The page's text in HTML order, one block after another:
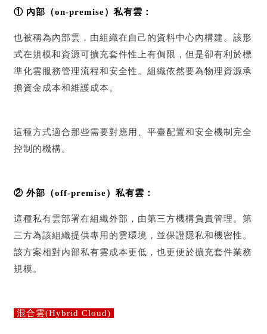
① 內部（on-premise）私有雲：
也被稱為內部雲，由組織在自己的資料中心內構建。該形
式在規模和資源可擴充套件性上有侷限，但是卻有利於標
準化雲服務管理流程和安全性。組織依然要為物理資源承
擔資金成本和維護成本。
這種方式適合那些需要對應用、平臺配置和安全機制完全
控制的機構。
② 外部（off-premise）私有雲：
這種私有雲部署在組織外部，由第三方機構負責管理。第
三方為該組織提供專用的雲環境，並保證隱私和機密性。
該方案相對內部私有雲成本更低，也更便於擴充套件業務
規模。
混合雲(Hybrid Cloud)